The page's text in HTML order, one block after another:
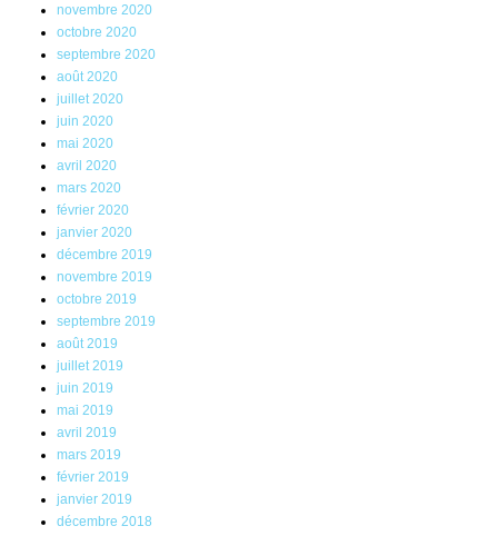
novembre 2020
octobre 2020
septembre 2020
août 2020
juillet 2020
juin 2020
mai 2020
avril 2020
mars 2020
février 2020
janvier 2020
décembre 2019
novembre 2019
octobre 2019
septembre 2019
août 2019
juillet 2019
juin 2019
mai 2019
avril 2019
mars 2019
février 2019
janvier 2019
décembre 2018